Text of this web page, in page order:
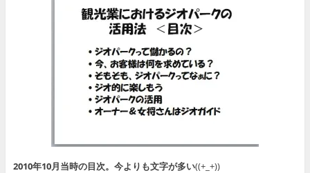
2010年10月当時の目次。今よりも文字が多い((+_+))